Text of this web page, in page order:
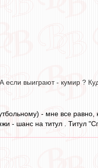
выиграют - кумир ?
- мне все
- шанс на титул . Титул